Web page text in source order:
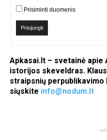
Prisiminti duomenis
Prisijungti
Apkasai.lt – svetainė apie
istorijos skeveldras.
straipsnių perpublikavimo
siųskite info@nodum.lt
-